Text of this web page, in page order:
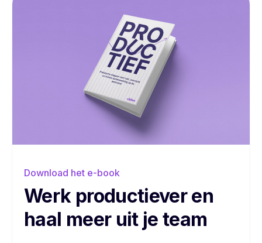
Download het e-book
Werk productiever en
haal meer uit je team